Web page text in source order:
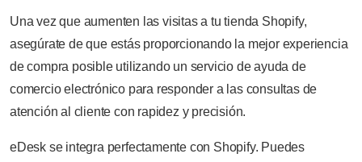
Una vez que aumenten las visitas a tu tienda Shopify,
asegúrate de que estás proporcionando la mejor experiencia
de compra posible utilizando un servicio de ayuda de
comercio electrónico para responder a las consultas de
atención al cliente con rapidez y precisión.
eDesk se integra perfectamente con Shopify. Puedes